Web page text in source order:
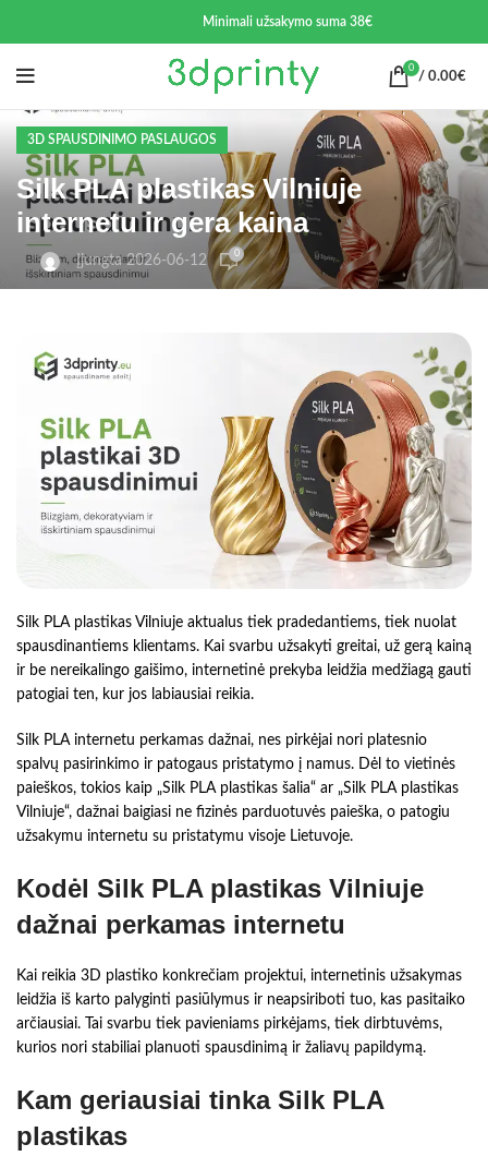
Minimali užsakymo suma 38€
0
/ 0.00€
3D SPAUSDINIMO PASLAUGOS
Silk PLA plastikas Vilniuje
internetu ir gera kaina
Įjungta 2026-06-12 0
Silk PLA plastikas Vilniuje aktualus tiek pradedantiems, tiek nuolat
spausdinantiems klientams. Kai svarbu užsakyti greitai, už gerą kainą
ir be nereikalingo gaišimo, internetinė prekyba leidžia medžiagą gauti
patogiai ten, kur jos labiausiai reikia.
Silk PLA internetu perkamas dažnai, nes pirkėjai nori platesnio
spalvų pasirinkimo ir patogaus pristatymo į namus. Dėl to vietinės
paieškos, tokios kaip „Silk PLA plastikas šalia“ ar „Silk PLA plastikas
Vilniuje“, dažnai baigiasi ne fizinės parduotuvės paieška, o patogiu
užsakymu internetu su pristatymu visoje Lietuvoje.
Kodėl Silk PLA plastikas Vilniuje
dažnai perkamas internetu
Kai reikia 3D plastiko konkrečiam projektui, internetinis užsakymas
leidžia iš karto palyginti pasiūlymus ir neapsiriboti tuo, kas pasitaiko
arčiausiai. Tai svarbu tiek pavieniams pirkėjams, tiek dirbtuvėms,
kurios nori stabiliai planuoti spausdinimą ir žaliavų papildymą.
Kam geriausiai tinka Silk PLA
plastikas